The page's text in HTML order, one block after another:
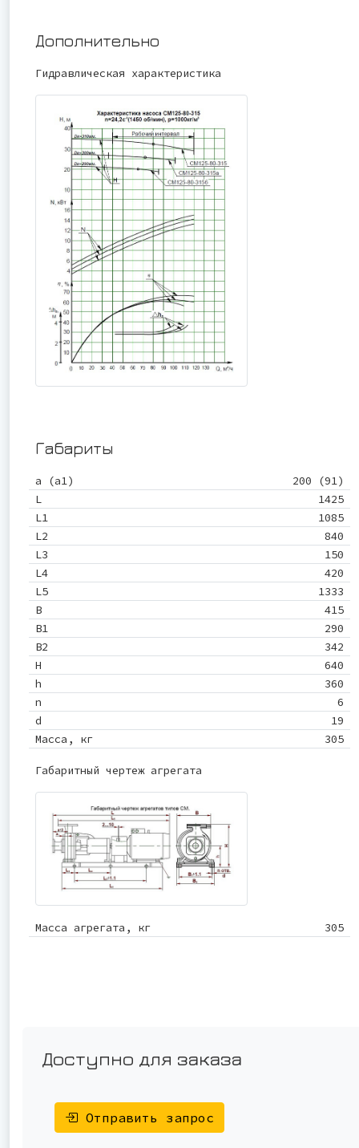
Дополнительно
Гидравлическая характеристика
Габариты
a (a1)
200 (91)
L
1425
L1
1085
L2
840
L3
150
L4
420
L5
1333
B
415
B1
290
B2
342
H
640
h
360
n
6
d
19
Масса, кг
305
Габаритный чертеж агрегата
Масса агрегата, кг 305
Доступно для заказа
Отправить запрос